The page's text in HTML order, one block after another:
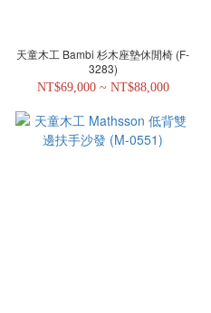
天童木工 Bambi 杉木座墊休閒椅 (F-
3283)
NT$69,000 ~ NT$88,000